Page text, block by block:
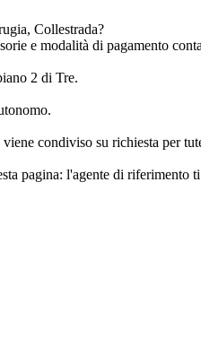
Collestrada?
e modalità di pagamento
2 di Tre.
condiviso su richiesta per
pagina: l'agente di riferimento